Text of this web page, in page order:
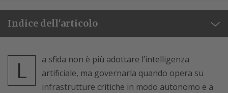
Indice dell'articolo
L
a sfida non è più adottare l’intelligenza
artificiale, ma governarla quando opera su
infrastrutture critiche in modo autonomo e a